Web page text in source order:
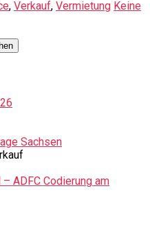
, Verkauf, Vermietung Keine
Sachsen
ADFC Codierung am